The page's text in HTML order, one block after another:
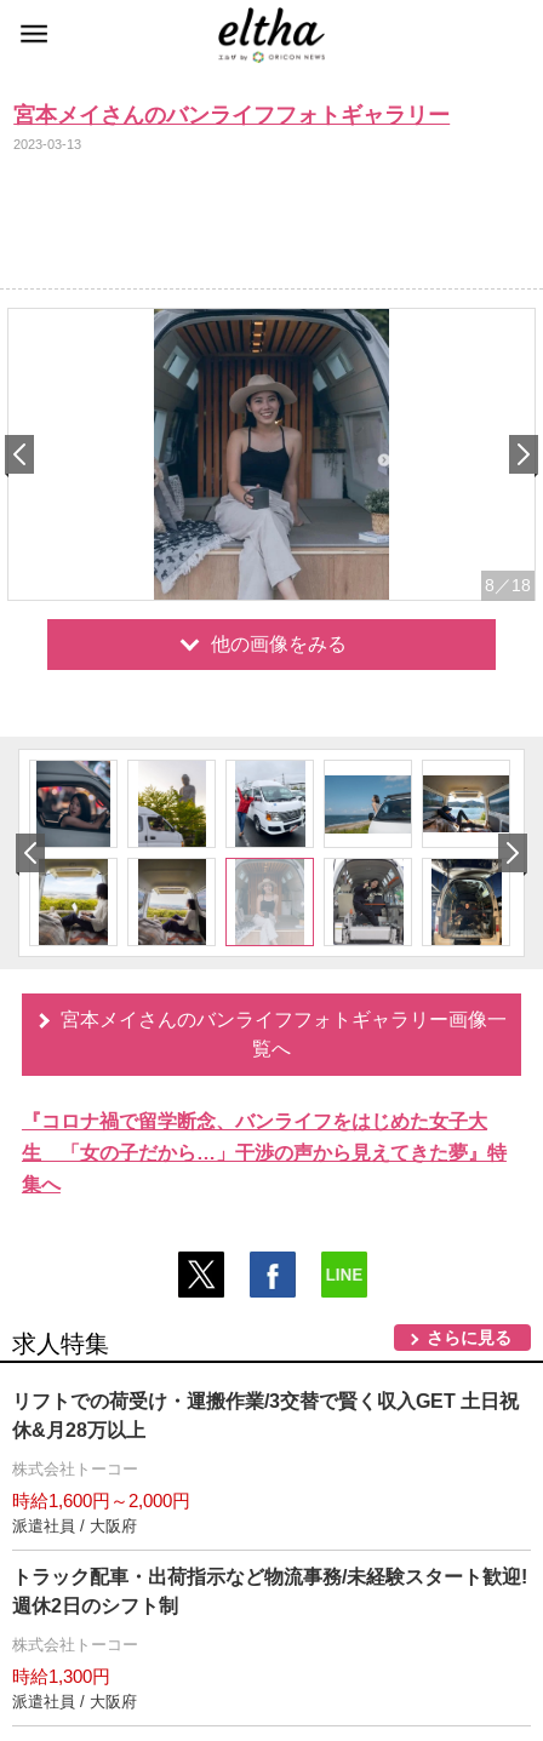
宮本メイさんのバンライフフォトギャラリー
2023-03-13
8 ／18
他の画像をみる
宮本メイさんのバンライフフォトギャラリー画像一
覧へ
『コロナ禍で留学断念、バンライフをはじめた女子大
生 「女の子だから…」干渉の声から見えてきた夢』特
集へ
求人特集 さらに見る
リフトでの荷受け・運搬作業/3交替で賢く収入GET 土日祝
休&月28万以上
株式会社トーコー
時給1,600円～2,000円
派遣社員 / 大阪府
トラック配車・出荷指示など物流事務/未経験スタート歓迎!
週休2日のシフト制
株式会社トーコー
時給1,300円
派遣社員 / 大阪府